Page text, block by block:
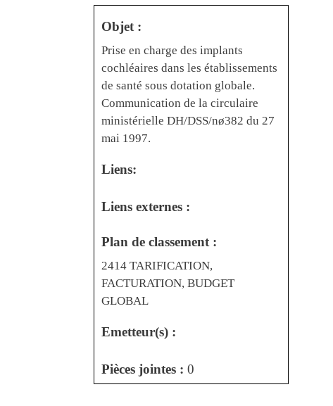
Objet :
Prise en charge des implants
cochléaires dans les établissements
de santé sous dotation globale.
Communication de la circulaire
ministérielle DH/DSS/nø382 du 27
mai 1997.
Liens:
Liens externes :
Plan de classement :
2414 TARIFICATION,
FACTURATION, BUDGET
GLOBAL
Emetteur(s) :
Pièces jointes : 0